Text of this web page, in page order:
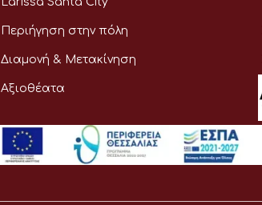
Περιήγηση στην πόλη
Διαμονή & Μετακίνηση
Αξιοθέατα